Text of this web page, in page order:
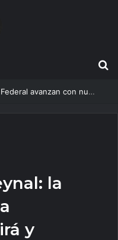
Más agua para Salta: Construyen una obra clave que mejorará el servicio a 20 mil vecinos
la
y